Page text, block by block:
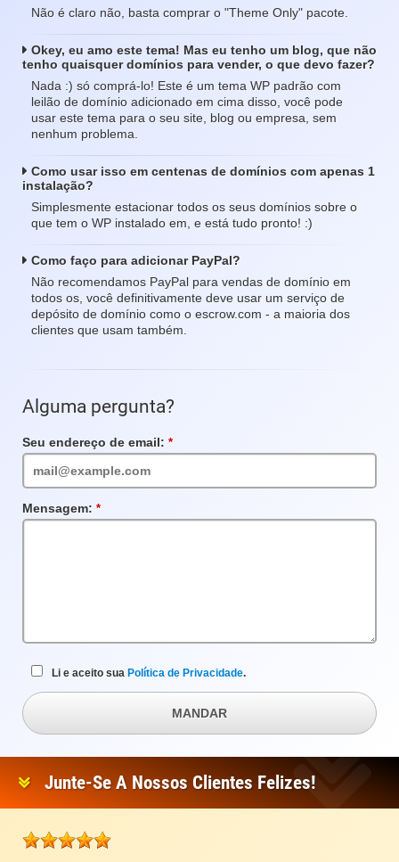
Não é claro não, basta comprar o "Theme Only" pacote.
Okey, eu amo este tema! Mas eu tenho um blog, que não
tenho quaisquer domínios para vender, o que devo fazer?
Nada :) só comprá-lo! Este é um tema WP padrão com
leilão de domínio adicionado em cima disso, você pode
usar este tema para o seu site, blog ou empresa, sem
nenhum problema.
Como usar isso em centenas de domínios com apenas 1
instalação?
Simplesmente estacionar todos os seus domínios sobre o
que tem o WP instalado em, e está tudo pronto! :)
Como faço para adicionar PayPal?
Não recomendamos PayPal para vendas de domínio em
todos os, você definitivamente deve usar um serviço de
depósito de domínio como o escrow.com - a maioria dos
clientes que usam também.
Alguma pergunta?
Seu endereço de email:
obrigatório
Mensagem:
obrigatório
Li e aceito sua Política de Privacidade.
MANDAR
Junte-Se A Nossos Clientes Felizes!